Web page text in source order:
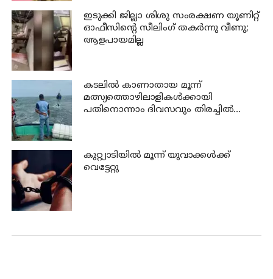
ഇടുക്കി ജില്ലാ ശിശു സംരക്ഷണ യൂണിറ്റ്
ഓഫീസിന്റെ സീലിംഗ് തകര്‍ന്നു വീണു;
ആളപായമില്ല
കടലില്‍ കാണാതായ മൂന്ന്
മത്സ്യത്തൊഴിലാളികള്‍ക്കായി
പതിനൊന്നാം ദിവസവും തിരച്ചില്‍
കുറ്റ്യാടിയില്‍ മൂന്ന് യുവാക്കള്‍ക്ക്
വെട്ടേറ്റു